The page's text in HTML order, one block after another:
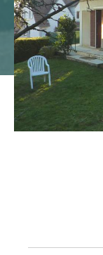
Budget
Budget
Surface
Surface
Pièces
Pièces